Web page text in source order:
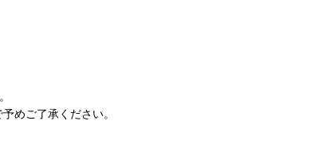
めご了承ください。